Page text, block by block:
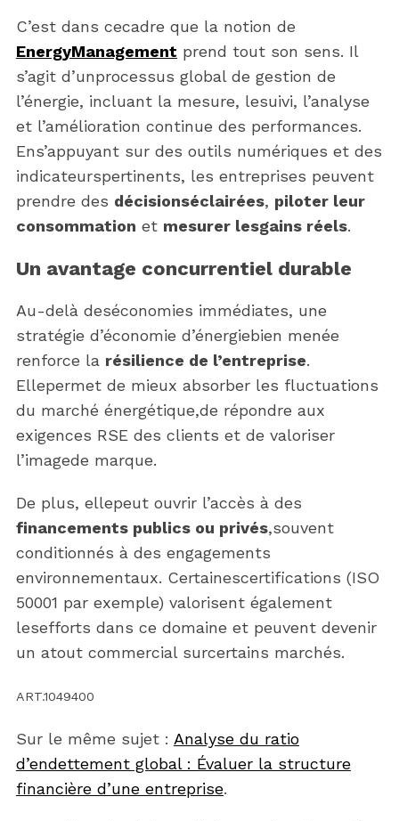
C’est dans cecadre que la notion de
EnergyManagement prend tout son sens. Il
s’agit d’unprocessus global de gestion de
l’énergie, incluant la mesure, lesuivi, l’analyse
et l’amélioration continue des performances.
Ens’appuyant sur des outils numériques et des
indicateurspertinents, les entreprises peuvent
prendre des décisionséclairées, piloter leur
consommation et mesurer lesgains réels.
Un avantage concurrentiel durable
Au-delà deséconomies immédiates, une
stratégie d’économie d’énergiebien menée
renforce la résilience de l’entreprise.
Ellepermet de mieux absorber les fluctuations
du marché énergétique,de répondre aux
exigences RSE des clients et de valoriser
l’imagede marque.
De plus, ellepeut ouvrir l’accès à des
financements publics ou privés,souvent
conditionnés à des engagements
environnementaux. Certainescertifications (ISO
50001 par exemple) valorisent également
lesefforts dans ce domaine et peuvent devenir
un atout commercial surcertains marchés.
ART.1049400
Sur le même sujet : Analyse du ratio
d’endettement global : Évaluer la structure
financière d’une entreprise.